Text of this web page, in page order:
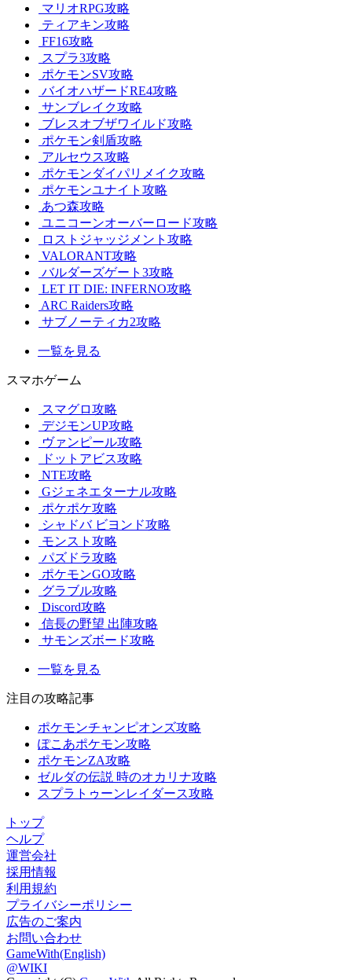
マリオRPG攻略
ティアキン攻略
FF16攻略
スプラ3攻略
ポケモンSV攻略
バイオハザードRE4攻略
サンブレイク攻略
ブレスオブザワイルド攻略
ポケモン剣盾攻略
アルセウス攻略
ポケモンダイパリメイク攻略
ポケモンユナイト攻略
あつ森攻略
ユニコーンオーバーロード攻略
ロストジャッジメント攻略
VALORANT攻略
バルダーズゲート3攻略
LET IT DIE: INFERNO攻略
ARC Raiders攻略
サブノーティカ2攻略
一覧を見る
スマホゲーム
スマグロ攻略
デジモンUP攻略
ヴァンピール攻略
ドットアビス攻略
NTE攻略
Gジェネエターナル攻略
ポケポケ攻略
シャドバ ビヨンド攻略
モンスト攻略
パズドラ攻略
ポケモンGO攻略
グラブル攻略
Discord攻略
信長の野望 出陣攻略
サモンズボード攻略
一覧を見る
注目の攻略記事
ポケモンチャンピオンズ攻略
ぽこあポケモン攻略
ポケモンZA攻略
ゼルダの伝説 時のオカリナ攻略
スプラトゥーンレイダース攻略
トップ
ヘルプ
運営会社
採用情報
利用規約
プライバシーポリシー
広告のご案内
お問い合わせ
GameWith(English)
@WIKI